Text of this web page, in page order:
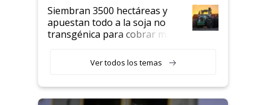
Siembran 3500 hectáreas y
apuestan todo a la soja no
transgénica para cobrar más
Ver todos los temas